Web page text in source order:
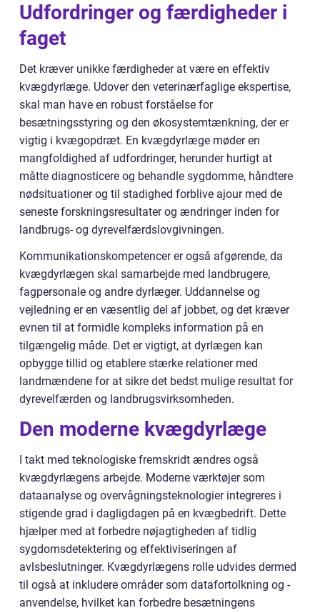
Udfordringer og færdigheder i
faget
Det kræver unikke færdigheder at være en effektiv
kvægdyrlæge. Udover den veterinærfaglige ekspertise,
skal man have en robust forståelse for
besætningsstyring og den økosystemtænkning, der er
vigtig i kvægopdræt. En kvægdyrlæge møder en
mangfoldighed af udfordringer, herunder hurtigt at
måtte diagnosticere og behandle sygdomme, håndtere
nødsituationer og til stadighed forblive ajour med de
seneste forskningsresultater og ændringer inden for
landbrugs- og dyrevelfærdslovgivningen.
Kommunikationskompetencer er også afgørende, da
kvægdyrlægen skal samarbejde med landbrugere,
fagpersonale og andre dyrlæger. Uddannelse og
vejledning er en væsentlig del af jobbet, og det kræver
evnen til at formidle kompleks information på en
tilgængelig måde. Det er vigtigt, at dyrlægen kan
opbygge tillid og etablere stærke relationer med
landmændene for at sikre det bedst mulige resultat for
dyrevelfærden og landbrugsvirksomheden.
Den moderne kvægdyrlæge
I takt med teknologiske fremskridt ændres også
kvægdyrlægens arbejde. Moderne værktøjer som
dataanalyse og overvågningsteknologier integreres i
stigende grad i dagligdagen på en kvægbedrift. Dette
hjælper med at forbedre nøjagtigheden af tidlig
sygdomsdetektering og effektiviseringen af
avlsbeslutninger. Kvægdyrlægens rolle udvides dermed
til også at inkludere områder som datafortolkning og -
anvendelse, hvilket kan forbedre besætningens